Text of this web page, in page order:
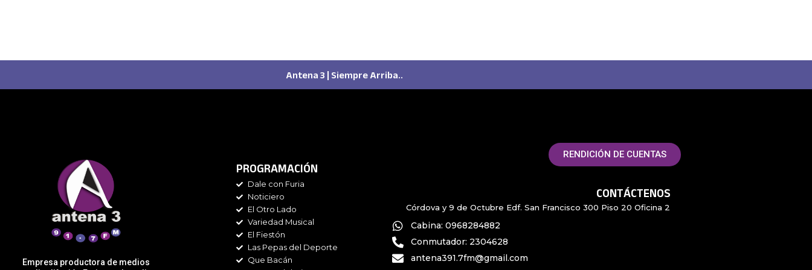
Antena 3 | Siempre Arriba..
Empresa productora de medios
PROGRAMACIÓN
Dale con Furia
Noticiero
El Otro Lado
Variedad Musical
El Fiestón
Las Pepas del Deporte
Que Bacán
RENDICIÓN DE CUENTAS
CONTÁCTENOS
Córdova y 9 de Octubre Edf. San Francisco 300 Piso 20 Oficina 2
Cabina: 0968284882
Conmutador: 2304628
antena391.7fm@gmail.com